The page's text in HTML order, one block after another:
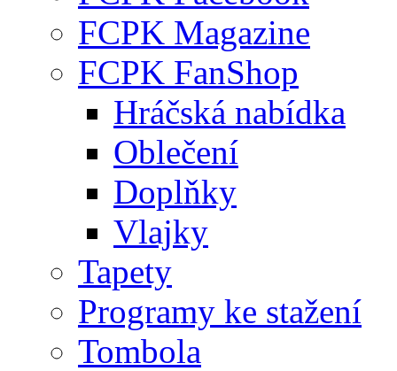
FCPK Magazine
FCPK FanShop
Hráčská nabídka
Oblečení
Doplňky
Vlajky
Tapety
Programy ke stažení
Tombola